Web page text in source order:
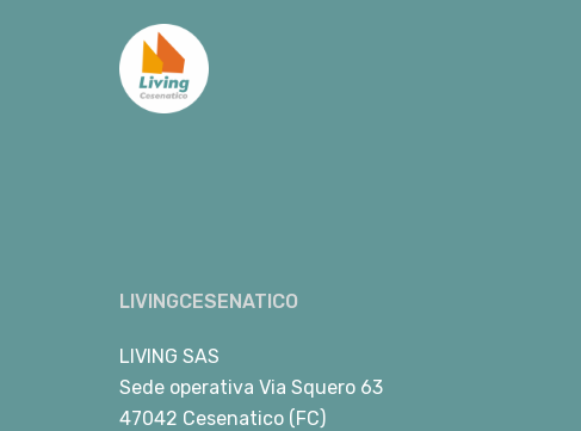
LIVINGCESENATICO
LIVING SAS
Sede operativa Via Squero 63
47042 Cesenatico (FC)